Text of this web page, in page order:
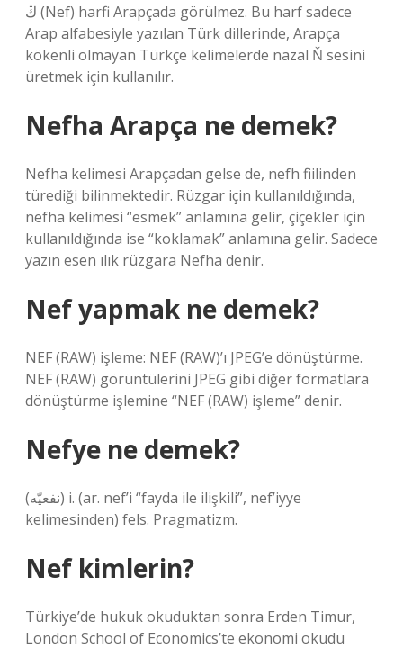
ڭ (Nef) harfi Arapçada görülmez. Bu harf sadece
Arap alfabesiyle yazılan Türk dillerinde, Arapça
kökenli olmayan Türkçe kelimelerde nazal Ň sesini
üretmek için kullanılır.
Nefha Arapça ne demek?
Nefha kelimesi Arapçadan gelse de, nefh fiilinden
türediği bilinmektedir. Rüzgar için kullanıldığında,
nefha kelimesi “esmek” anlamına gelir, çiçekler için
kullanıldığında ise “koklamak” anlamına gelir. Sadece
yazın esen ılık rüzgara Nefha denir.
Nef yapmak ne demek?
NEF (RAW) işleme: NEF (RAW)’ı JPEG’e dönüştürme.
NEF (RAW) görüntülerini JPEG gibi diğer formatlara
dönüştürme işlemine “NEF (RAW) işleme” denir.
Nefye ne demek?
(ﻧﻔﻌﻴّﻪ) i. (ar. nef’і “fayda ile ilişkili”, nef’iyye
kelimesinden) fels. Pragmatizm.
Nef kimlerin?
Türkiye’de hukuk okuduktan sonra Erden Timur,
London School of Economics’te ekonomi okudu